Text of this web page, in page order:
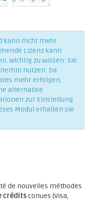
kann nicht mehr
Lizenz kann
Wichtig zu wissen: Sie
nutzen. Da
mehr erfolgen,
alternative
zur Einstellung
Modul erhalten Sie
de nouvelles méthodes
créditsconues (Visa,